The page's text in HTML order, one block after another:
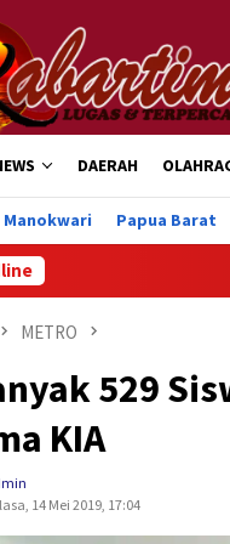
DAERAH
Manokwari Papua Barat
METRO
529
KIA
14 Mei 2019, 17:04